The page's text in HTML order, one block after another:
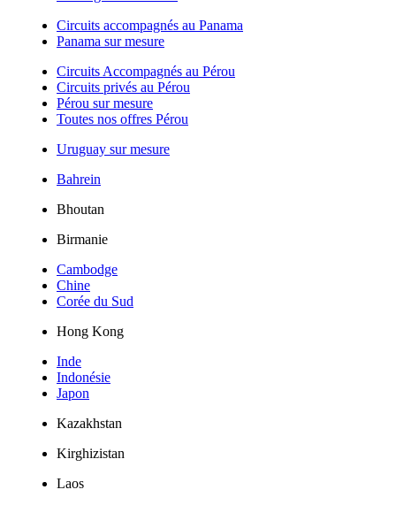
Circuits accompagnés au Panama
Panama sur mesure
Circuits Accompagnés au Pérou
Circuits privés au Pérou
Pérou sur mesure
Toutes nos offres Pérou
Uruguay sur mesure
Bahrein
Bhoutan
Birmanie
Cambodge
Chine
Corée du Sud
Hong Kong
Inde
Indonésie
Japon
Kazakhstan
Kirghizistan
Laos